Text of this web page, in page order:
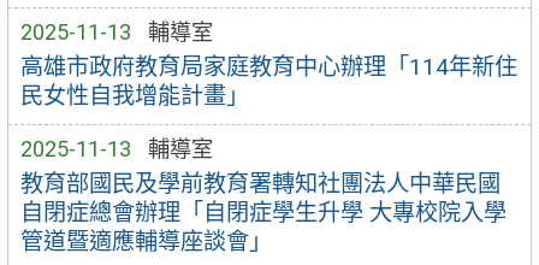
2025-11-13 輔導室
高雄市政府教育局家庭教育中心辦理「114年新住
民女性自我增能計畫」
2025-11-13 輔導室
教育部國民及學前教育署轉知社團法人中華民國
自閉症總會辦理「自閉症學生升學 大專校院入學
管道暨適應輔導座談會」